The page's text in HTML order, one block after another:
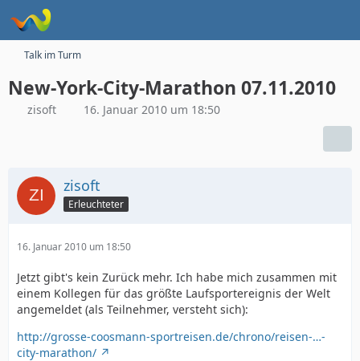
Talk im Turm
New-York-City-Marathon 07.11.2010
zisoft 16. Januar 2010 um 18:50
zisoft
Erleuchteter
16. Januar 2010 um 18:50
Jetzt gibt's kein Zurück mehr. Ich habe mich zusammen mit
einem Kollegen für das größte Laufsportereignis der Welt
angemeldet (als Teilnehmer, versteht sich):
http://grosse-coosmann-sportreisen.de/chrono/reisen-…-
city-marathon/